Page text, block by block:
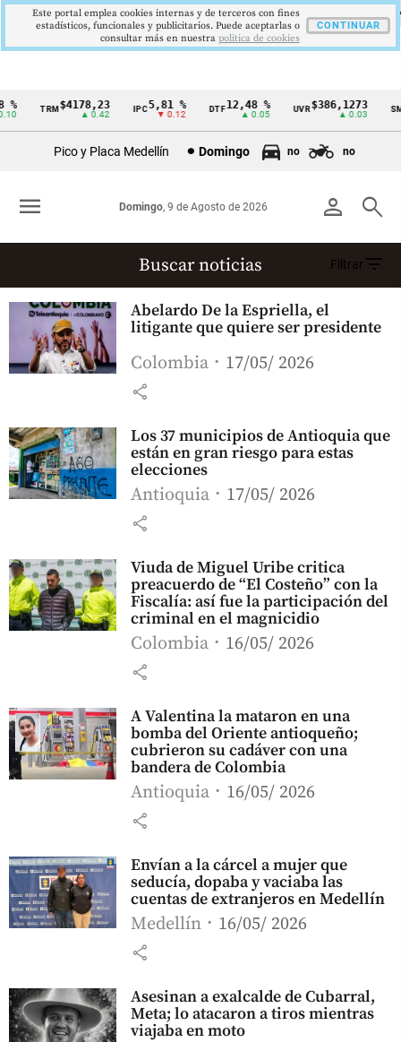
Cintillo
Colombia
TRM$4178,23
▲ 0.42
IPC5,81 %
▼ 0.12
DTF12,48 %
▲ 0.05
UVR$386,1273
▲ 0.03
Pico y Placa Medellín Domingo no no
person search
Domingo, 9 de Agosto de 2026
menu
Buscar noticias
Asesinato (15191 resultados)
Filtrar filter_list
Abelardo De la Espriella, el
litigante que quiere ser presidente
Colombia 17/05/ 2026
share
Los 37 municipios de Antioquia que
están en gran riesgo para estas
elecciones
Antioquia 17/05/ 2026
share
Viuda de Miguel Uribe critica
preacuerdo de “El Costeño” con la
Fiscalía: así fue la participación del
criminal en el magnicidio
Colombia 16/05/ 2026
share
A Valentina la mataron en una
bomba del Oriente antioqueño;
cubrieron su cadáver con una
bandera de Colombia
Antioquia 16/05/ 2026
share
Envían a la cárcel a mujer que
seducía, dopaba y vaciaba las
cuentas de extranjeros en Medellín
Medellín 16/05/ 2026
share
Asesinan a exalcalde de Cubarral,
Meta; lo atacaron a tiros mientras
viajaba en moto
Este portal emplea cookies internas y de terceros con fines
estadísticos, funcionales y publicitarios. Puede aceptarlas o
consultar más en nuestra politica de cookies
CONTINUAR